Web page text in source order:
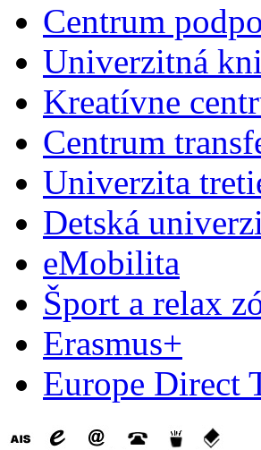
Centrum
Univerzitná
Kreatívne
Centrum
Univerzita
Detská
eMobilita
Šport a relax
Erasmus+
Europe Direct